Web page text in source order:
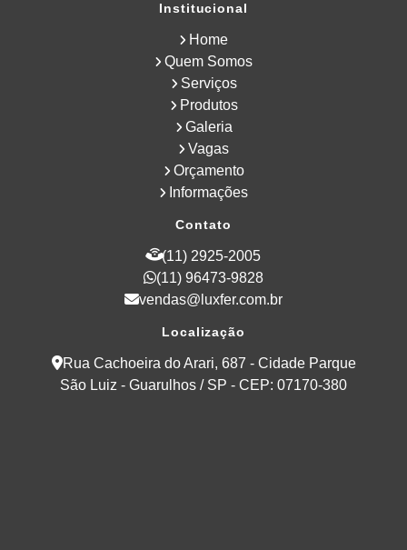
Institucional
Home
Quem Somos
Serviços
Produtos
Galeria
Vagas
Orçamento
Informações
Contato
(11) 2925-2005
(11) 96473-9828
vendas@luxfer.com.br
Localização
Rua Cachoeira do Arari, 687 - Cidade Parque
São Luiz - Guarulhos / SP - CEP: 07170-380